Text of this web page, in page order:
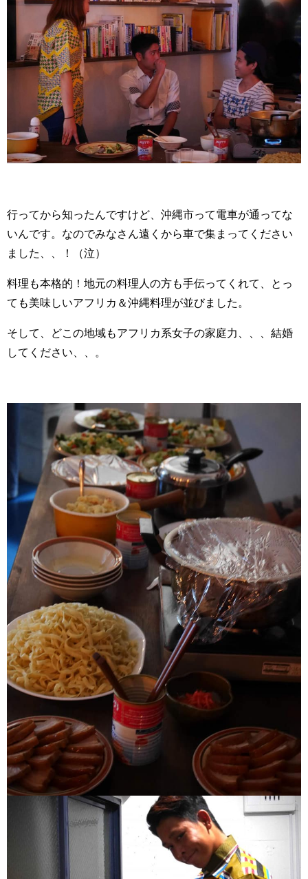
行ってから知ったんですけど、沖縄市って電車が通ってな
いんです。なのでみなさん遠くから車で集まってください
ました、、！（泣）
料理も本格的！地元の料理人の方も手伝ってくれて、とっ
ても美味しいアフリカ＆沖縄料理が並びました。
そして、どこの地域もアフリカ系女子の家庭力、、、結婚
してください、、。